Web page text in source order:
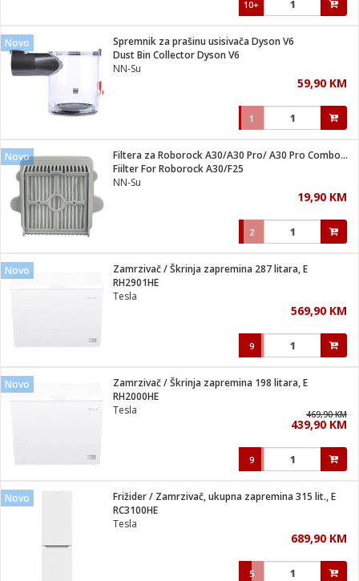
10+
Novo
Spremnik za prašinu usisivača Dyson V6
Dust Bin Collector Dyson V6
NN-Su
59,90 KM
1
Novo
Filtera za Roborock A30/A30 Pro/ A30 Pro Combo/ F25/F25 ACE
Fiilter For Roborock A30/F25
NN-Su
19,90 KM
2
Novo
Zamrzivač / Škrinja zapremina 287 litara, E
RH2901HE
Tesla
569,90 KM
9
Novo
Zamrzivač / Škrinja zapremina 198 litara, E
RH2000HE
Tesla
469,90 KM
439,90 KM
9
Novo
Frižider / Zamrzivač, ukupna zapremina 315 lit., E
RC3100HE
Tesla
689,90 KM
5